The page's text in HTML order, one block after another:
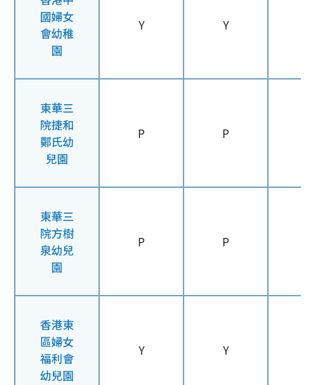
國婦女
會幼稚
園
Y Y
東華三
院捷和
鄭氏幼
兒園
P P
東華三
院方樹
泉幼兒
園
P P
香港東
區婦女
福利會
幼兒園
Y Y